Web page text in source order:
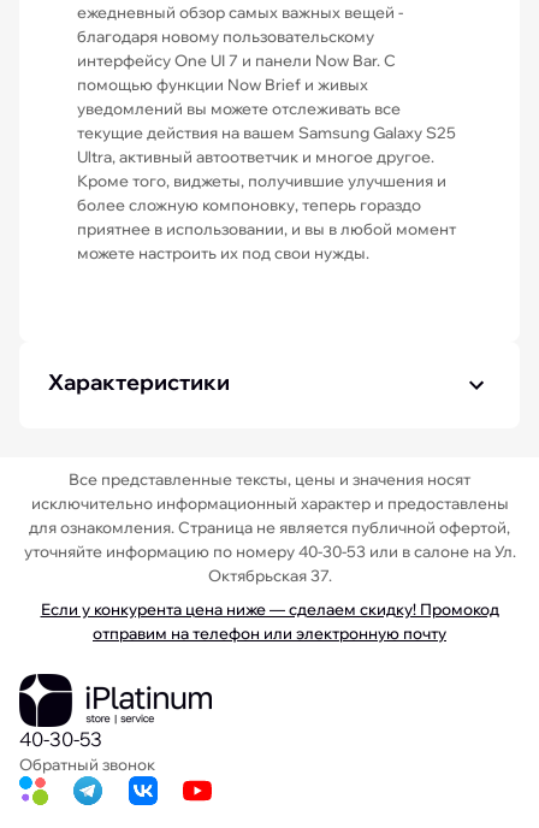
ежедневный обзор самых важных вещей -
благодаря новому пользовательскому
интерфейсу One UI 7 и панели Now Bar. С
помощью функции Now Brief и живых
уведомлений вы можете отслеживать все
текущие действия на вашем Samsung Galaxy S25
Ultra, активный автоответчик и многое другое.
Кроме того, виджеты, получившие улучшения и
более сложную компоновку, теперь гораздо
приятнее в использовании, и вы в любой момент
можете настроить их под свои нужды.
Характеристики
Все представленные тексты, цены и значения носят
исключительно информационный характер и предоставлены
для ознакомления. Страница не является публичной офертой,
уточняйте информацию по номеру 40-30-53 или в салоне на Ул.
Октябрьская 37.
Если у конкурента цена ниже — сделаем скидку! Промокод
отправим на телефон или электронную почту
40-30-53
Обратный звонок